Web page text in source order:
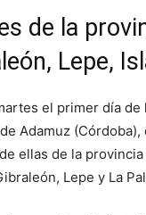
de la
Lepe,
el primer día
Adamuz
ellas de la
Lepe y La